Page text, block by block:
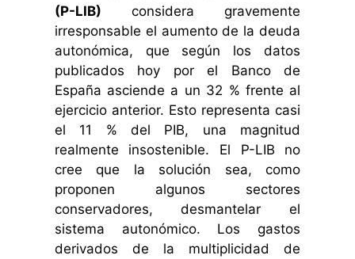
(P-LIB) considera gravemente
irresponsable el aumento de la deuda
autonómica, que según los datos
publicados hoy por el Banco de
España asciende a un 32 % frente al
ejercicio anterior. Esto representa casi
el 11 % del PIB, una magnitud
realmente insostenible. El P-LIB no
cree que la solución sea, como
proponen algunos sectores
conservadores, desmantelar el
sistema autonómico. Los gastos
derivados de la multiplicidad de